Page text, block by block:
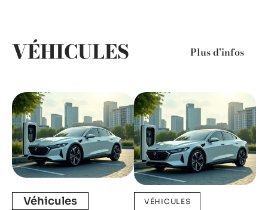
VÉHICULES Plus d’infos
Véhicules VÉHICULES